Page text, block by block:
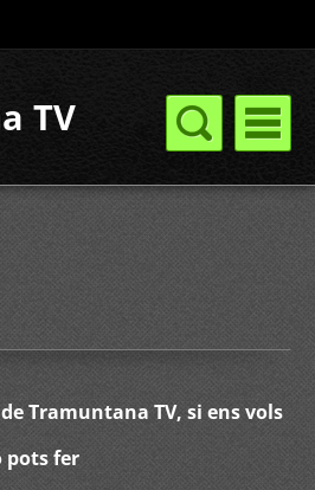
TV
Tramuntana TV, si ens vols
pots fer